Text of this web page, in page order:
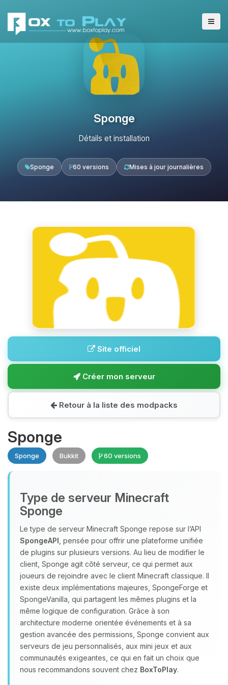
Sponge
Détails et installation
Sponge 60 versions Mises à jour journalières
Site officiel
Créer mon serveur
Retour à la liste des modpacks
Sponge
Sponge Bukkit 60 versions
Type de serveur Minecraft
Sponge
Le type de serveur Minecraft Sponge repose sur l’API
SpongeAPI , pensée pour offrir une plateforme unifiée
de plugins sur plusieurs versions. Au lieu de modifier le
client, Sponge agit côté serveur, ce qui permet aux
joueurs de rejoindre avec le client Minecraft classique. Il
existe deux implémentations majeures, SpongeForge et
SpongeVanilla, qui partagent les mêmes plugins et la
même logique de configuration. Grâce à son
architecture moderne orientée événements et à sa
gestion avancée des permissions, Sponge convient aux
serveurs de jeu personnalisés, aux mini jeux et aux
communautés exigeantes, ce qui en fait un choix que
nous recommandons souvent chez BoxToPlay.
Youpi, enfin quelqu’un pour me
parler ! Moi c’est Choupy, ton petit
assistant BoxToPlay. Dis-moi ce dont
tu as besoin et je vais remuer mes
petits circuits pour t’aider.
07/08/2026 à 04:25